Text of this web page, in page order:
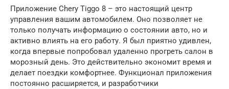
Приложение Chery Tiggo 8 – это настоящий центр
управления вашим автомобилем. Оно позволяет не
только получать информацию о состоянии авто, но и
активно влиять на его работу. Я был приятно удивлен,
когда впервые попробовал удаленно прогреть салон в
морозный день. Это действительно экономит время и
делает поездки комфортнее. Функционал приложения
постоянно расширяется, и разработчики